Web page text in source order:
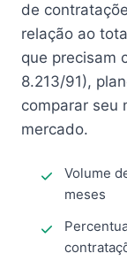
de
relação ao
que precisam
8.213/91),
comparar seu
mercado.
Volume
meses